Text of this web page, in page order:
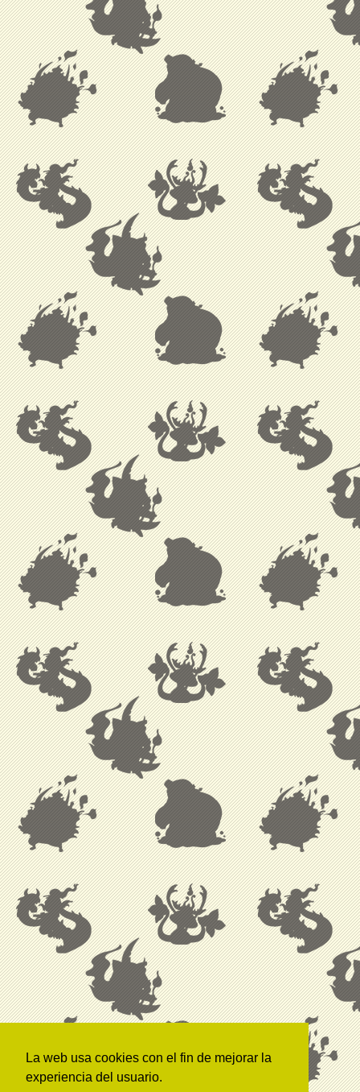
La web usa cookies con el fin de mejorar la
experiencia del usuario.